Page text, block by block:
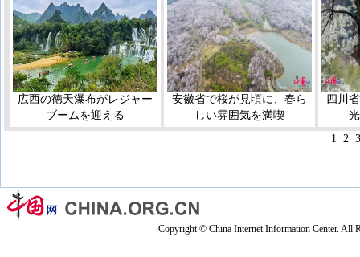
広西の徳天瀑布がレジャー
ブームを迎える
安徽省で桜が見頃に、春ら
しい雰囲気を満喫
四川
1 2 3